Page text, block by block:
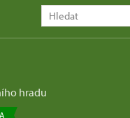
hradu